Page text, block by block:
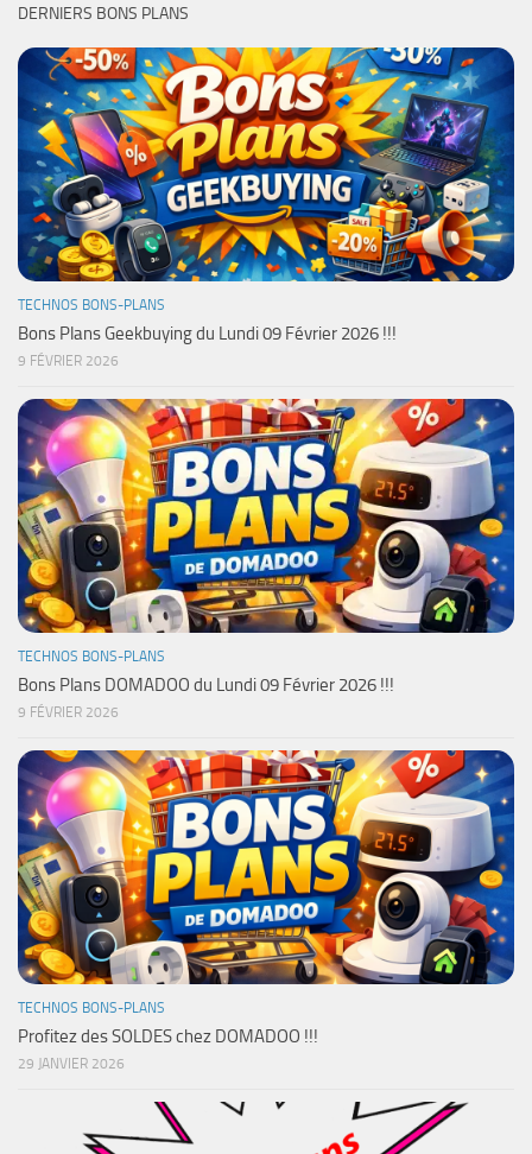
DERNIERS BONS PLANS
TECHNOS BONS-PLANS
Bons Plans Geekbuying du Lundi 09 Février 2026 !!!
9 FÉVRIER 2026
TECHNOS BONS-PLANS
Bons Plans DOMADOO du Lundi 09 Février 2026 !!!
9 FÉVRIER 2026
TECHNOS BONS-PLANS
Profitez des SOLDES chez DOMADOO !!!
29 JANVIER 2026